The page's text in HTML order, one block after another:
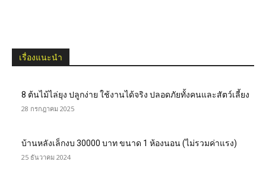
เรื่องแนะนำ
8 ต้นไม้ไล่ยุง ปลูกง่าย ใช้งานได้จริง ปลอดภัยทั้งคนและสัตว์เลี้ยง
28 กรกฎาคม 2025
บ้านหลังเล็กงบ 30000 บาท ขนาด 1 ห้องนอน (ไม่รวมค่าแรง)
25 ธันวาคม 2024